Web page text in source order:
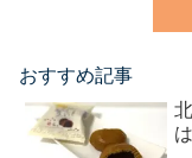
おすすめ記事